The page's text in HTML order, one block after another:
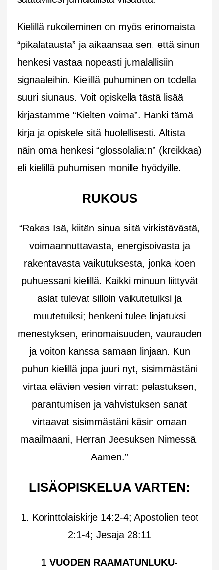
Kielillä rukoileminen on myös erinomaista
“pikalatausta” ja aikaansaa sen, että sinun
henkesi vastaa nopeasti jumalallisiin
signaaleihin. Kielillä puhuminen on todella
suuri siunaus. Voit opiskella tästä lisää
kirjastamme “Kielten voima”. Hanki tämä
kirja ja opiskele sitä huolellisesti. Altista
näin oma henkesi “glossolalia:n” (kreikkaa)
eli kielillä puhumisen monille hyödyille.
RUKOUS
“Rakas Isä, kiitän sinua siitä virkistävästä,
voimaannuttavasta, energisoivasta ja
rakentavasta vaikutuksesta, jonka koen
puhuessani kielillä. Kaikki minuun liittyvät
asiat tulevat silloin vaikutetuiksi ja
muutetuiksi; henkeni tulee linjatuksi
menestyksen, erinomaisuuden, vaurauden
ja voiton kanssa samaan linjaan. Kun
puhun kielillä jopa juuri nyt, sisimmästäni
virtaa elävien vesien virrat: pelastuksen,
parantumisen ja vahvistuksen sanat
virtaavat sisimmästäni käsin omaan
maailmaani, Herran Jeesuksen Nimessä.
Aamen.”
LISÄOPISKELUA VARTEN:
1. Korinttolaiskirje 14:2-4; Apostolien teot
2:1-4; Jesaja 28:11
1 VUODEN RAAMATUNLUKU-